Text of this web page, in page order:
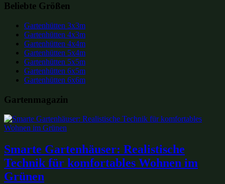
Beliebte Größen
Gartenhütten 3x3m
Gartenhütten 4x3m
Gartenhütten 4x4m
Gartenhütten 5x4m
Gartenhütten 5x5m
Gartenhütten 6x5m
Gartenhütten 6x6m
Gartenmagazin
Smarte Gartenhäuser: Realistische
Technik für komfortables Wohnen im
Grünen